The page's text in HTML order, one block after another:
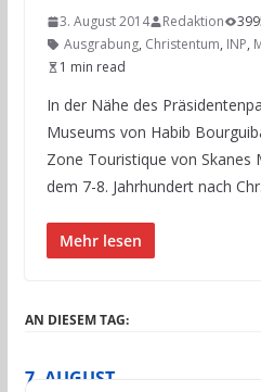
3. August 2014 Redaktion
Ausgrabung, Christentum, INP,
1 min read
In der Nähe des
Museums von Habib
Zone Touristique von Skanes
dem 7-8. Jahrhundert nach
Mehr lesen
AN DIESEM TAG:
7. AUGUST